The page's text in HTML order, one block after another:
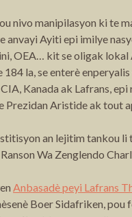
nivo manipilasyon ki te
anvayi Ayiti epi imilye
OEA… kit se oligak
la, se enterè
Kanada ak Lafrans,
Aristide ak tout
an lejitim
Wa Zenglendo
Anbasadè peyi Lafrans
Boer Sidafriken,